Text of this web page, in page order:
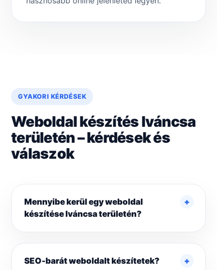
GYAKORI KÉRDÉSEK
Weboldal készítés Iváncsa
területén – kérdések és
válaszok
Mennyibe kerül egy weboldal
készítése Iváncsa területén?
SEO-barát weboldalt készítetek?